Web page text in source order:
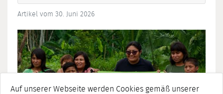
Auf unserer Webseite werden Cookies gemäß unserer
Artikel vom 30. Juni 2026